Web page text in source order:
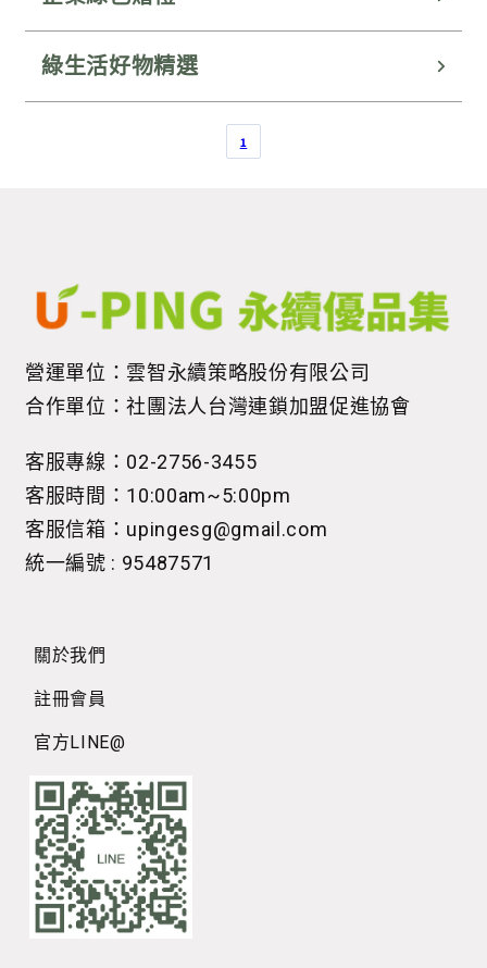
綠生活好物精選
1
營運單位：雲智永續策略股份有限公司
合作單位：社團法人台灣連鎖加盟促進協會
客服專線：02-2756-3455
客服時間：10:00am~5:00pm
客服信箱：upingesg@gmail.com
統一編號 : 95487571
關於我們
註冊會員
官方LINE@